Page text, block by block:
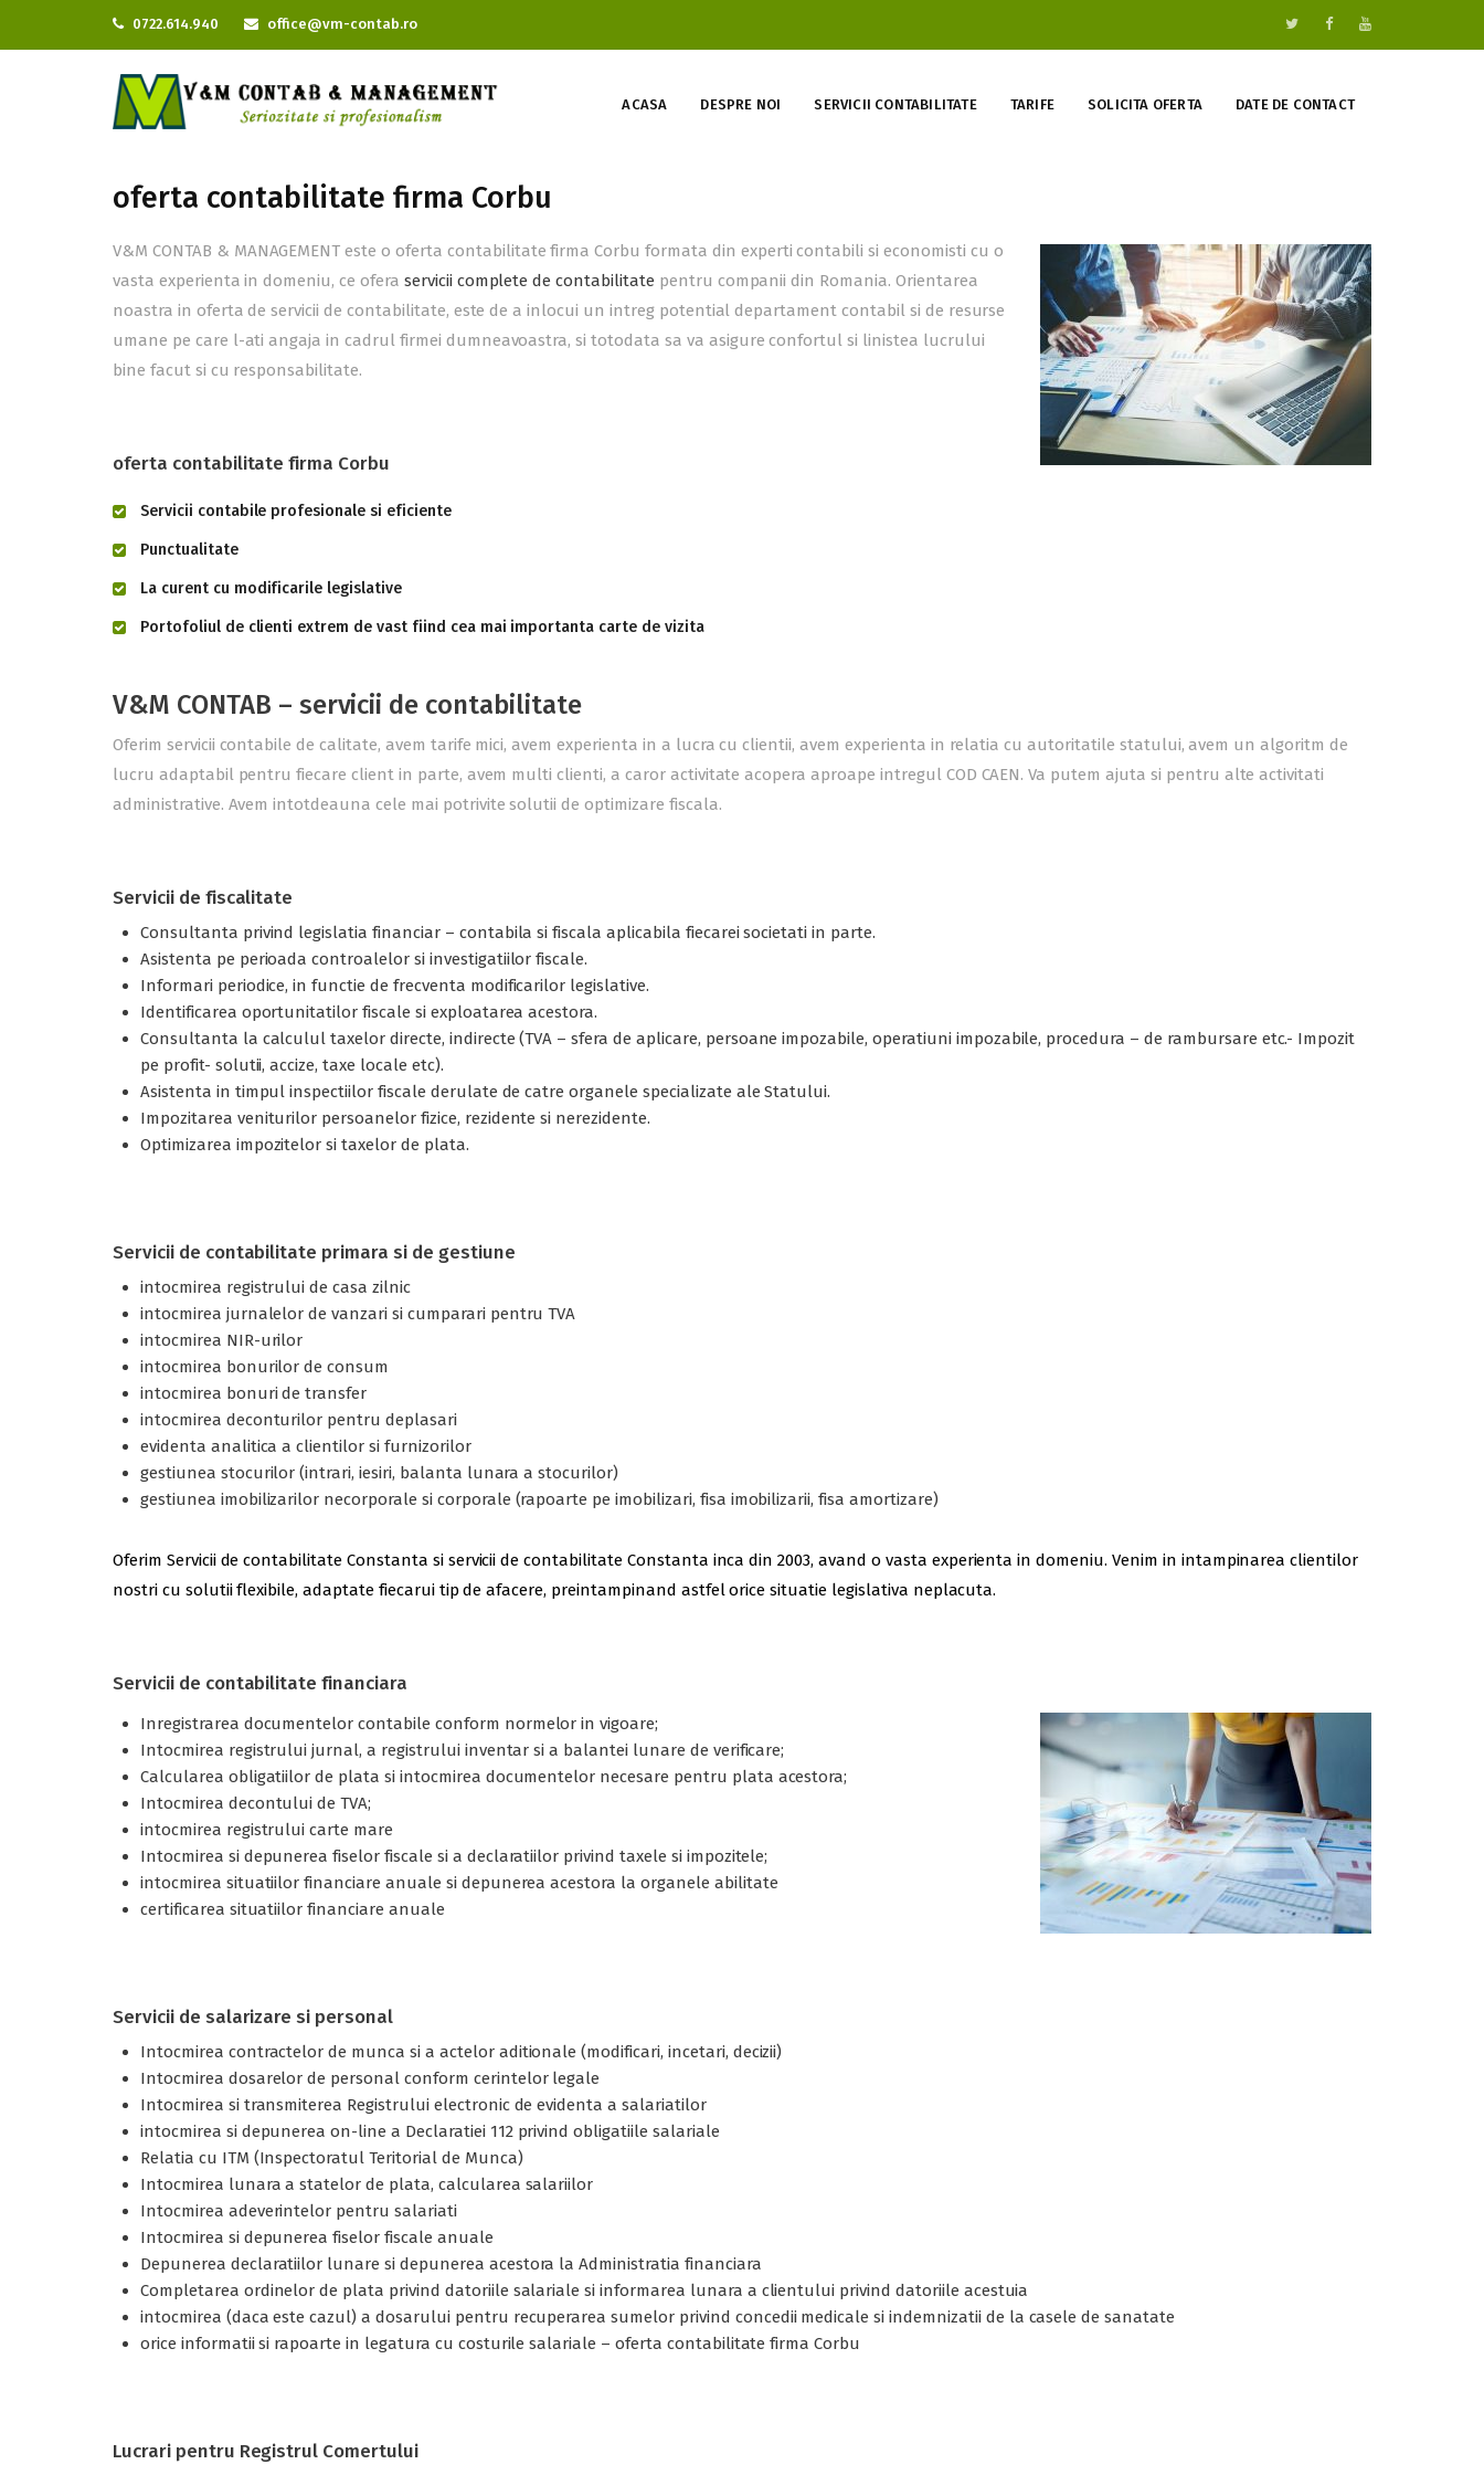
0722.614.940 office@vm-contab.ro
ACASA DESPRE NOI SERVICII CONTABILITATE TARIFE SOLICITA OFERTA DATE DE CONTACT
oferta contabilitate firma Corbu
V&M CONTAB & MANAGEMENT este o oferta contabilitate firma Corbu formata din experti contabili si economisti cu o
vasta experienta in domeniu, ce ofera servicii complete de contabilitate pentru companii din Romania. Orientarea
noastra in oferta de servicii de contabilitate, este de a inlocui un intreg potential departament contabil si de resurse
umane pe care l-ati angaja in cadrul firmei dumneavoastra, si totodata sa va asigure confortul si linistea lucrului
bine facut si cu responsabilitate.
oferta contabilitate firma Corbu
Servicii contabile profesionale si eficiente
Punctualitate
La curent cu modificarile legislative
Portofoliul de clienti extrem de vast fiind cea mai importanta carte de vizita
V&M CONTAB – servicii de contabilitate
Oferim servicii contabile de calitate, avem tarife mici, avem experienta in a lucra cu clientii, avem experienta in relatia cu autoritatile statului, avem un algoritm de
lucru adaptabil pentru fiecare client in parte, avem multi clienti, a caror activitate acopera aproape intregul COD CAEN. Va putem ajuta si pentru alte activitati
administrative. Avem intotdeauna cele mai potrivite solutii de optimizare fiscala.
Servicii de fiscalitate
Consultanta privind legislatia financiar – contabila si fiscala aplicabila fiecarei societati in parte.
Asistenta pe perioada controalelor si investigatiilor fiscale.
Informari periodice, in functie de frecventa modificarilor legislative.
Identificarea oportunitatilor fiscale si exploatarea acestora.
Consultanta la calculul taxelor directe, indirecte (TVA – sfera de aplicare, persoane impozabile, operatiuni impozabile, procedura – de rambursare etc.- Impozit
pe profit- solutii, accize, taxe locale etc).
Asistenta in timpul inspectiilor fiscale derulate de catre organele specializate ale Statului.
Impozitarea veniturilor persoanelor fizice, rezidente si nerezidente.
Optimizarea impozitelor si taxelor de plata.
Servicii de contabilitate primara si de gestiune
intocmirea registrului de casa zilnic
intocmirea jurnalelor de vanzari si cumparari pentru TVA
intocmirea NIR-urilor
intocmirea bonurilor de consum
intocmirea bonuri de transfer
intocmirea deconturilor pentru deplasari
evidenta analitica a clientilor si furnizorilor
gestiunea stocurilor (intrari, iesiri, balanta lunara a stocurilor)
gestiunea imobilizarilor necorporale si corporale (rapoarte pe imobilizari, fisa imobilizarii, fisa amortizare)
Oferim Servicii de contabilitate Constanta si servicii de contabilitate Constanta inca din 2003, avand o vasta experienta in domeniu. Venim in intampinarea clientilor
nostri cu solutii flexibile, adaptate fiecarui tip de afacere, preintampinand astfel orice situatie legislativa neplacuta.
Servicii de contabilitate financiara
Inregistrarea documentelor contabile conform normelor in vigoare;
Intocmirea registrului jurnal, a registrului inventar si a balantei lunare de verificare;
Calcularea obligatiilor de plata si intocmirea documentelor necesare pentru plata acestora;
Intocmirea decontului de TVA;
intocmirea registrului carte mare
Intocmirea si depunerea fiselor fiscale si a declaratiilor privind taxele si impozitele;
intocmirea situatiilor financiare anuale si depunerea acestora la organele abilitate
certificarea situatiilor financiare anuale
Servicii de salarizare si personal
Intocmirea contractelor de munca si a actelor aditionale (modificari, incetari, decizii)
Intocmirea dosarelor de personal conform cerintelor legale
Intocmirea si transmiterea Registrului electronic de evidenta a salariatilor
intocmirea si depunerea on-line a Declaratiei 112 privind obligatiile salariale
Relatia cu ITM (Inspectoratul Teritorial de Munca)
Intocmirea lunara a statelor de plata, calcularea salariilor
Intocmirea adeverintelor pentru salariati
Intocmirea si depunerea fiselor fiscale anuale
Depunerea declaratiilor lunare si depunerea acestora la Administratia financiara
Completarea ordinelor de plata privind datoriile salariale si informarea lunara a clientului privind datoriile acestuia
intocmirea (daca este cazul) a dosarului pentru recuperarea sumelor privind concedii medicale si indemnizatii de la casele de sanatate
orice informatii si rapoarte in legatura cu costurile salariale – oferta contabilitate firma Corbu
Lucrari pentru Registrul Comertului